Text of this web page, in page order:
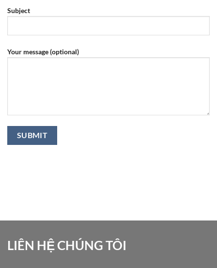
Subject
Your message (optional)
LIÊN HỆ CHÚNG TÔI